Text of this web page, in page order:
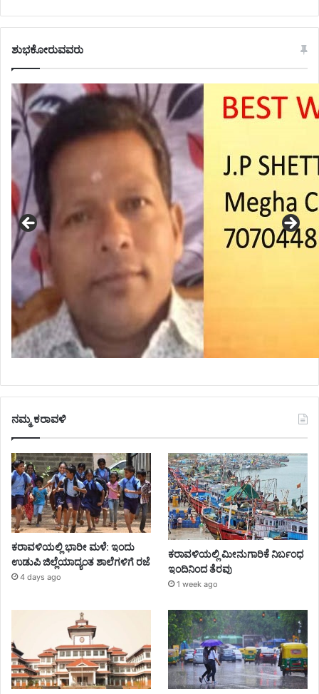
ಶುಭಕೋರುವವರು
ನಮ್ಮ ಕರಾವಳಿ
ಕರಾವಳಿಯಲ್ಲಿ ಭಾರೀ ಮಳೆ: ಇಂದು
ಉಡುಪಿ ಜಿಲ್ಲೆಯಾದ್ಯಂತ ಶಾಲೆಗಳಿಗೆ ರಜೆ
4 days ago
ಕರಾವಳಿಯಲ್ಲಿ ಮೀನುಗಾರಿಕೆ ನಿರ್ಬಂಧ
ಇಂದಿನಿಂದ ತೆರವು
1 week ago